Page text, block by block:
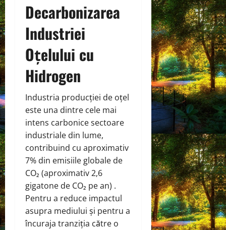
Decarbonizarea
Industriei
Oțelului cu
Hidrogen
Industria producției de oțel
este una dintre cele mai
intens carbonice sectoare
industriale din lume,
contribuind cu aproximativ
7% din emisiile globale de
CO₂ (aproximativ 2,6
gigatone de CO₂ pe an) .
Pentru a reduce impactul
asupra mediului și pentru a
încuraja tranziția către o